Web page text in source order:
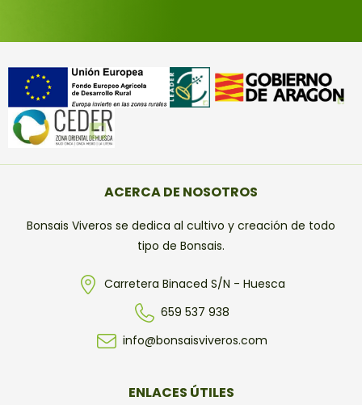
ACERCA DE NOSOTROS
Bonsais Viveros se dedica al cultivo y creación de todo
tipo de Bonsais.
Carretera Binaced S/N - Huesca
659 537 938
info@bonsaisviveros.com
ENLACES ÚTILES